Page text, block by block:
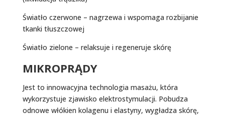
Światło czerwone – nagrzewa i wspomaga rozbijanie
tkanki tłuszczowej
Światło zielone – relaksuje i regeneruje skórę
MIKROPRĄDY
Jest to innowacyjna technologia masażu, która
wykorzystuje zjawisko elektrostymulacji. Pobudza
odnowe włókien kolagenu i elastyny, wygładza skórę,